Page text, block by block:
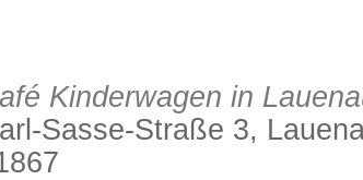
Kinderwagen in
Sasse-Straße 3,